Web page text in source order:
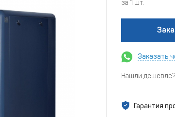
за 1 шт.
Заказать
Нашли
Гарантия